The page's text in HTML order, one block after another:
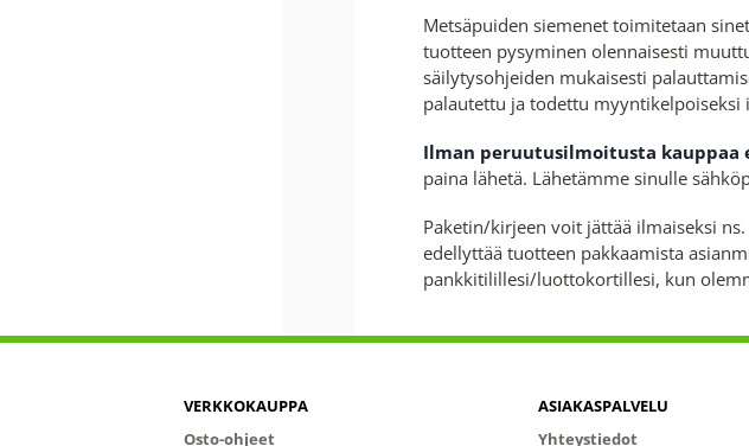
Metsäpuiden siemenet toimitetaan
tuotteen pysyminen olennaisesti
säilytysohjeiden mukaisesti
palautettu ja todettu myyntikelpoiseksi
Ilman peruutusilmoitusta kauppaa
paina lähetä. Lähetämme sinulle
Paketin/kirjeen voit jättää ilmaiseksi
edellyttää tuotteen pakkaamista
pankkitilillesi/luottokortillesi, kun
VERKKOKAUPPA
Osto-ohjeet
ASIAKASPALVELU
Yhteystiedot